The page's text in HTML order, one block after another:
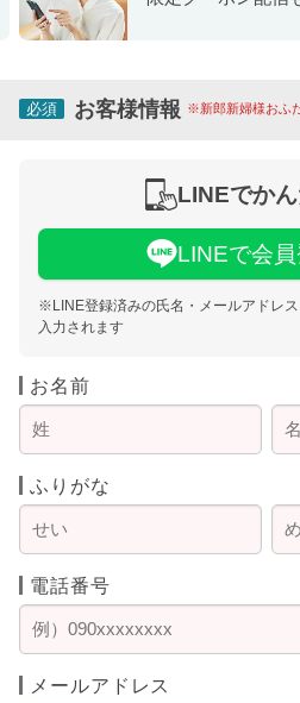
必須 お客様情報 ※新郎新婦様おふ
LINEでか
LINEで会
※LINE登録済みの氏名・メールアドレ
入力されます
お名前
ふりがな
電話番号
メールアドレス